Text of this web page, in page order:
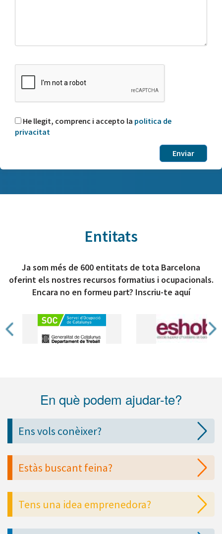
He llegit, comprenc i accepto la politica de
privacitat
Entitats
Ja som més de 600 entitats de tota Barcelona
oferint els nostres recursos formatius i ocupacionals.
Encara no en formeu part? Inscriu-te aquí
En què podem ajudar-te?
Ens vols conèixer?
Estàs buscant feina?
Tens una idea emprenedora?